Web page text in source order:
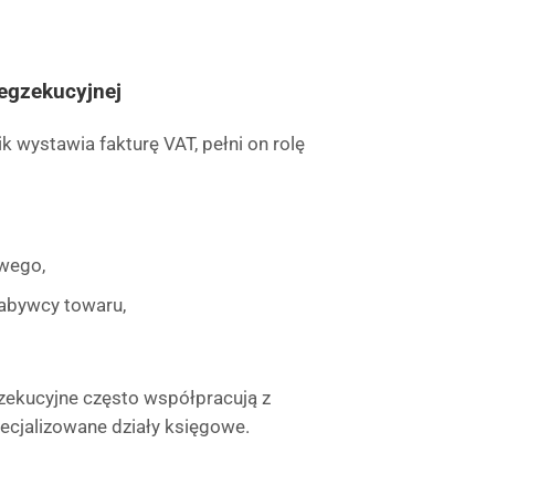
wystawia fakturę VAT, pełni on rolę
towaru,
często współpracują z
działy księgowe.